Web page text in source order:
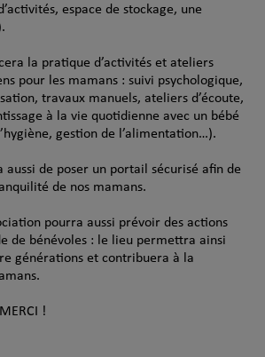
espace de stockage, une
la pratique d’activités et ateliers
pour les mamans : suivi psychologique,
travaux manuels, ateliers d’écoute,
à la vie quotidienne avec un bébé
gestion de l’alimentation…).
de poser un portail sécurisé afin de
de nos mamans.
pourra aussi prévoir des actions
de bénévoles : le lieu permettra ainsi
générations et contribuera à la
!